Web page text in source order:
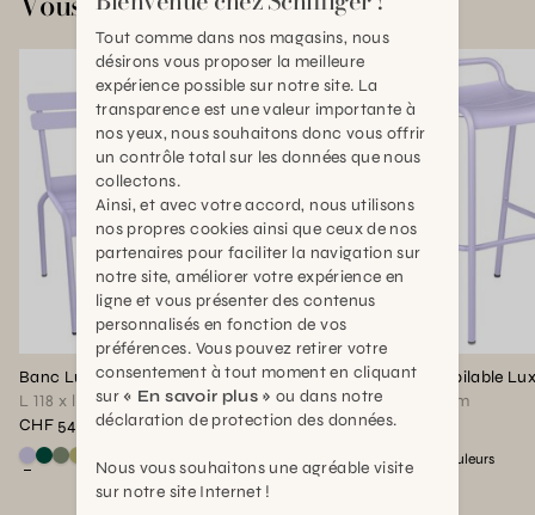
Banc Luxembourg
L 118 x l 56 x H86cm
CHF 549,00
Voir ce produit en couleur : Guimauve
Voir ce produit en couleur : Vert cèdre
Voir ce produit en couleur : Cactus
Voir ce produit en couleur : Vert tilleul
+
Tabouret Bar empilable
L 54 x l 51 x H88cm
CHF 259,00
Voir ce produit en couleur
Voir ce produit en
Voir ce produit en
Voir ce produit en
+ couleurs
Tout comme dans nos magasins, nous
désirons vous proposer la meilleure
expérience possible sur notre site. La
transparence est une valeur importante à
nos yeux, nous souhaitons donc vous offrir
un contrôle total sur les données que nous
collectons.
Ainsi, et avec votre accord, nous utilisons
nos propres cookies ainsi que ceux de nos
partenaires pour faciliter la navigation sur
notre site, améliorer votre expérience en
ligne et vous présenter des contenus
personnalisés en fonction de vos
préférences. Vous pouvez retirer votre
consentement à tout moment en cliquant
sur « En savoir plus » ou dans notre
déclaration de protection des données.
Nous vous souhaitons une agréable visite
sur notre site Internet !